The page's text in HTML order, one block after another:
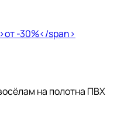
на полотна ПВХ